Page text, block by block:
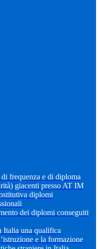
frequenza e di diploma
giacenti presso AT IM
diplomi
dei diplomi conseguiti
Italia una qualifica
e la formazione